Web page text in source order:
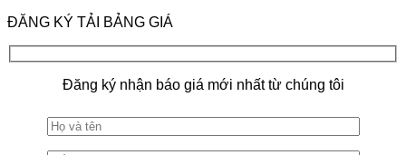
ĐĂNG KÝ TẢI BẢNG GIÁ
Đăng ký nhận báo giá mới nhất từ chúng tôi